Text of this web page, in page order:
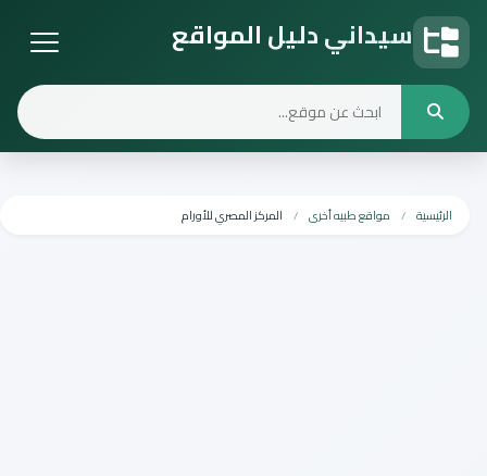
سيداني دليل المواقع
الرئيسية مواقع طبيه أخرى المركز المصري للأورام